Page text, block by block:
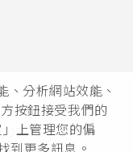
分析網站效能、
按鈕接受我們的
上管理您的偏